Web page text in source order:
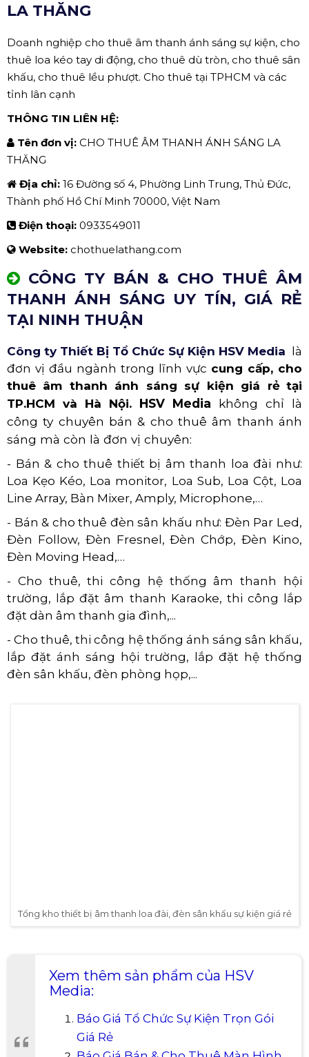
LA THĂNG
Doanh nghiệp cho thuê âm thanh ánh sáng sự kiện, cho
thuê loa kéo tay di động, cho thuê dù tròn, cho thuê sân
khấu, cho thuê lều phượt. Cho thuê tại TPHCM và các
tỉnh lân cạnh
THÔNG TIN LIÊN HỆ:
Tên đơn vị: CHO THUÊ ÂM THANH ÁNH SÁNG LA
THĂNG
Địa chỉ: 16 Đường số 4, Phường Linh Trung, Thủ Đức,
Thành phố Hồ Chí Minh 70000, Việt Nam
Điện thoại: 0933549011
Website: chothuelathang.com
CÔNG TY BÁN & CHO THUÊ ÂM
THANH ÁNH SÁNG UY TÍN, GIÁ RẺ
TẠI NINH THUẬN
Công ty Thiết Bị Tổ Chức Sự Kiện HSV Media là
đơn vị đầu ngành trong lĩnh vực cung cấp, cho
thuê âm thanh ánh sáng sự kiện giá rẻ tại
TP.HCM và Hà Nội. HSV Media không chỉ là
công ty chuyên bán & cho thuê âm thanh ánh
sáng mà còn là đơn vị chuyên:
- Bán & cho thuê thiết bị âm thanh loa đài như:
Loa Kẹo Kéo, Loa monitor, Loa Sub, Loa Cột, Loa
Line Array, Bàn Mixer, Amply, Microphone,…
- Bán & cho thuê đèn sân khấu như: Đèn Par Led,
Đèn Follow, Đèn Fresnel, Đèn Chớp, Đèn Kino,
Đèn Moving Head,…
- Cho thuê, thi công hệ thống âm thanh hội
trường, lắp đặt âm thanh Karaoke, thi công lắp
đặt dàn âm thanh gia đình,...
- Cho thuê, thi công hệ thống ánh sáng sân khấu,
lắp đặt ánh sáng hội trường, lắp đặt hệ thống
đèn sân khấu, đèn phòng họp,...